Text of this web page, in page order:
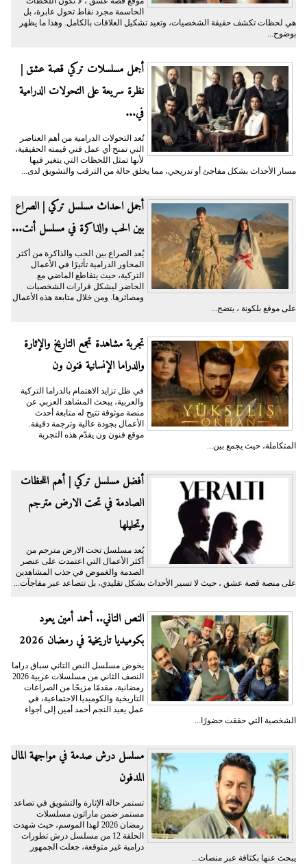
الحاسمة مجرد نقاط تحول عابرة، بل
هي لحظات تكشف حقيقة الشخصيات، وتعيد تشكيل العلاقات بالكامل. وهذا ما يظهر
بوضوح...
أجمل مسلسلات تركي قصة عشق |
نظرة سريعة على التحولات الدرامية
في...
تُعد التحولات الدرامية من أهم العناصر
التي تمنح أي عمل فني قيمته الحقيقية،
لأنها تمثل اللحظات التي يتغير فيها
مسار الأحداث بشكل مفاجئ أو تدريجي، مما يخلق حالة من الترقب والتشويق لدى...
أجمل احداث مسلسل تركي | الصراع
بين الحب والذاكرة في مسلسل أنت...
يُعد الصراع بين الحب والذاكرة من أكثر
المحاور الدرامية تأثيرًا في الأعمال
التركية، حيث يتقاطع الماضي مع
الحاضر ليشكل قرارات الشخصيات
ومصائرها. ومن خلال متابعة هذه الأعمال
على موقع بلكونة ، يتضح...
تجربة مشاهدة تجمع التاريخ والإثارة
والدراما الإنسانية فنون ون
في ظل تزايد الاهتمام بالدراما التركية
والعربية، يبحث المشاهد العربي عن
منصة موثوقة تتيح له متابعة أحدث
الأعمال بجودة عالية وترجمة دقيقة.
موقع فنون ون يقدّم هذه التجربة
المتكاملة، حيث يجمع بين...
أفضل مسلسل تركي | أهم اللحظات
الصادمة في تحت الارض مترجم
وتحليلها
يُعد مسلسل تحت الارض مترجم من
أكثر الأعمال التي اعتمدت على عنصر
الصدمة والغموض في جذب المشاهدين
على منصة قصة عشق ، حيث لا تسير الأحداث بشكل تقليدي، بل تتصاعد عبر مفاجآت...
النص التاني.. أحمد أمين يعود
بكوميديا تاريخية في رمضان 2026
يخوض مسلسل النص التاني سباق دراما
النصف الثاني من مسلسلات عربية 2026
رمضانية، مقدمًا مزيجًا من الصراعات
التاريخية والكوميديا الاجتماعية، في
عمل يعيد النجم أحمد أمين إلى أجواء
الشخصية التي حققت حضورًا...
مسلسل درش صدمة في مواجهة المال
المدفون
تستمر حالة الإثارة والتشويق في تصاعد
مستمر ضمن ماراثون مسلسلات
رمضان 2026 لهذا الموسم، حيث شهدت
الحلقة 12 من مسلسل درش تطورات
درامية غير متوقعة، جعلت الجمهور
يبحث عنها بكثافة عبر منصات...